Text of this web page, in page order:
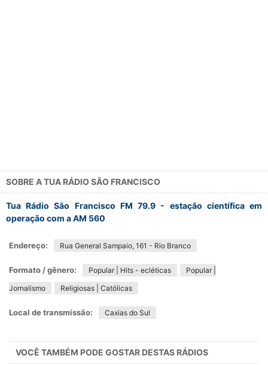
SOBRE ATUA RÁDIO SÃO FRANCISCO
Tua Rádio São Francisco FM 79.9 - estação científica em
operação com a AM 560
Endereço: Rua General Sampaio, 161 - Rio Branco
Formato / gênero: Popular | Hits - ecléticas
Popular |
Jornalismo
Religiosas | Católicas
Local de transmissão: Caxias do Sul
VOCÊ TAMBÉM PODE GOSTAR DESTAS RÁDIOS